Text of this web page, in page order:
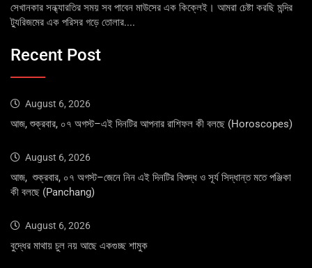
সেখানকার সন্ধ্যারতির সময় সব পাবেন মাউসের এক কিক্লেই। আমরা চেষ্টা করছি মন্দির
ট্যুরিজমের এক পরিসর গড়ে তোলার....
Recent Post
August 6, 2026
আজ, শুক্রবার, ০৭ অগস্ট–এই দিনটির আপনার রাশিফল কী বলছে (Horoscopes)
August 6, 2026
আজ, শুক্রবার, ০৭ অগস্ট–জেনে নিন এই দিনটির বিশুদ্ধ ও সূর্য সিদ্ধান্ত মতে পঞ্জিকা
কী বলছে (Panchang)
August 6, 2026
বুদ্ধের মাথায় চুল নয় আছে একগুচ্ছ শামুক